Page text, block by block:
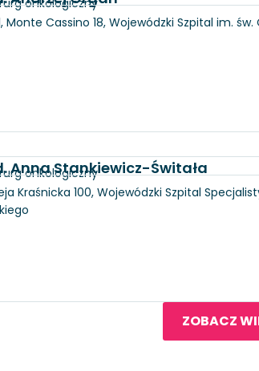
Monte Cassino 18, Wojewódzki Szpital im. św.
Anna Stankiewicz-Świtała
onkologiczny
Kraśnicka 100, Wojewódzki Szpital
ZOBACZ